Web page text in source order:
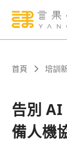
關於
課程
首頁 培訓
告別 AI
備人機